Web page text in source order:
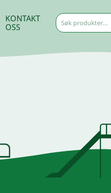
KONTAKT
OSS
Søk
etter: